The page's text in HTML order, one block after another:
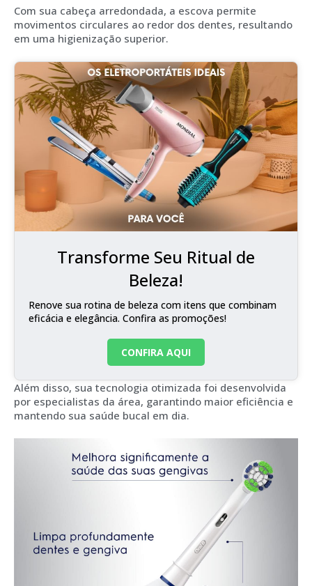
Com sua cabeça arredondada, a escova permite
movimentos circulares ao redor dos dentes, resultando
em uma higienização superior.
Transforme Seu Ritual de
Beleza!
Renove sua rotina de beleza com itens que combinam
eficácia e elegância. Confira as promoções!
CONFIRA AQUI
Além disso, sua tecnologia otimizada foi desenvolvida
por especialistas da área, garantindo maior eficiência e
mantendo sua saúde bucal em dia.